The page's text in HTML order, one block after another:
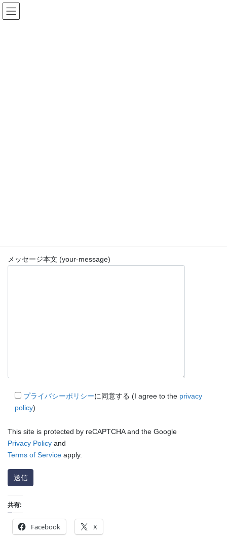
メッセージ本文 (your-message)
プライバシーポリシーに同意する (I agree to the privacy
policy)
This site is protected by reCAPTCHA and the Google
Privacy Policy and
Terms of Service apply.
共有:
Facebook X